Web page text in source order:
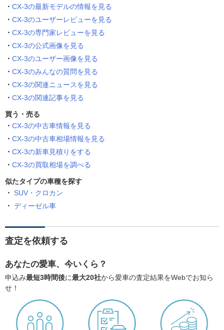
CX-3の最新モデルの情報を見る
CX-3のユーザーレビューを見る
CX-3の専門家レビューを見る
CX-3の公式画像を見る
CX-3のユーザー画像を見る
CX-3のみんなの質問を見る
CX-3の関連ニュースを見る
CX-3の関連記事を見る
買う・売る
CX-3の中古車情報を見る
CX-3の中古車相場情報を見る
CX-3の新車見積りをする
CX-3の買取相場を調べる
似たタイプの車種を探す
SUV・クロカン
ディーゼル車
査定を依頼する
あなたの愛車、今いくら？
申込み最短3時間後に最大20社から愛車の査定結果をWebでお知ら
せ！